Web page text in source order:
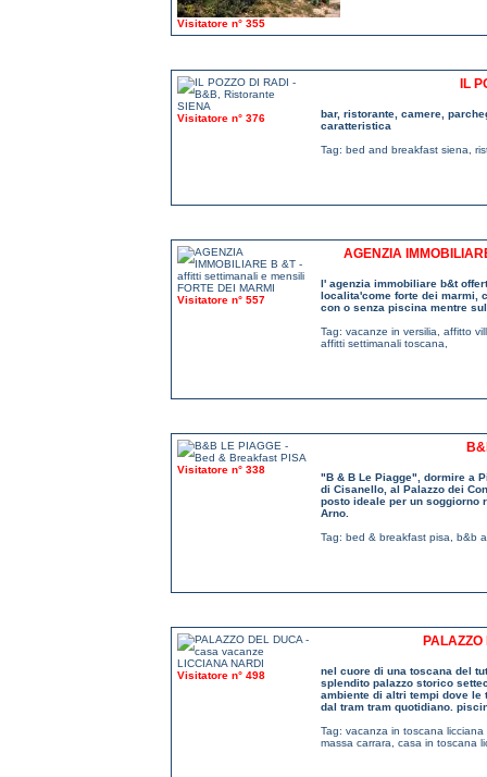
Visitatore n° 355
Visitatore n° 376
IL
bar, ristorante, camere,
caratteristica
Tag: bed and breakfast siena
Visitatore n° 557
AGENZIA
l' agenzia immobiliare b&t
localita'come forte dei marmi,
con o senza piscina mentre
Tag: vacanze in versilia
affitto
affitti settimanali toscana
Visitatore n° 338
"B & B Le Piagge", dormire a
di Cisanello, al Palazzo dei
posto ideale per un soggiorno
Arno.
Tag: bed & breakfast pisa b&b
Visitatore n° 498
nel cuore di una toscana del
splendito palazzo storico
ambiente di altri tempi dove
dal tram tram quotidiano.
Tag: vacanza in toscana licciana
massa carrara
casa in toscana